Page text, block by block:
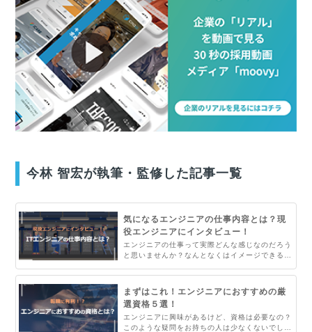
今林 智宏が執筆・監修した記事一覧
気になるエンジニアの仕事内容とは？現
役エンジニアにインタビュー！
エンジニアの仕事って実際どんな感じなのだろう
と思いませんか？なんとなくはイメージできるけ
現役エンジニアのインタビュー動画を通じて、エ
ンジニアの仕事内容を解説。テキストで読むより
わかりやすいです。
まずはこれ！エンジニアにおすすめの厳
選資格５選！
エンジニアに興味があるけど、資格は必要なの？
このような疑問をお持ちの人は少なくないでしょ